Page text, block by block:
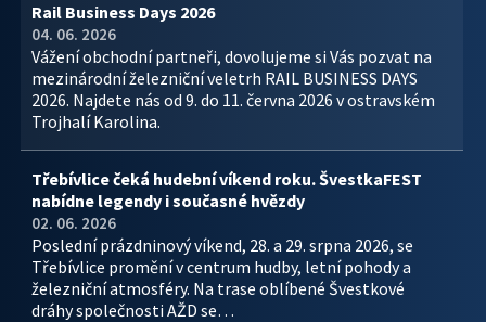
Rail Business Days 2026
04. 06. 2026
Vážení obchodní partneři, dovolujeme si Vás pozvat na
mezinárodní železniční veletrh RAIL BUSINESS DAYS
2026. Najdete nás od 9. do 11. června 2026 v ostravském
Trojhalí Karolina.
Třebívlice čeká hudební víkend roku. ŠvestkaFEST
nabídne legendy i současné hvězdy
02. 06. 2026
Poslední prázdninový víkend, 28. a 29. srpna 2026, se
Třebívlice promění v centrum hudby, letní pohody a
železniční atmosféry. Na trase oblíbené Švestkové
dráhy společnosti AŽD se…